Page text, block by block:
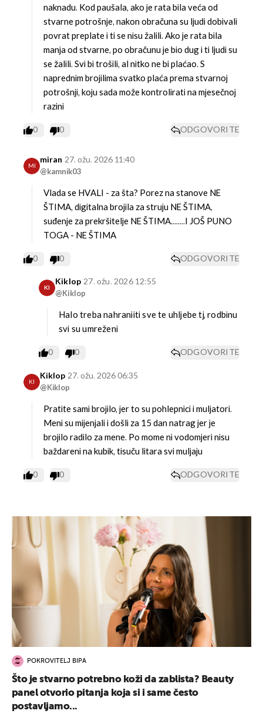
naknadu. Kod paušala, ako je rata bila veća od
stvarne potrošnje, nakon obračuna su ljudi dobivali
povrat preplate i ti se nisu žalili. Ako je rata bila
manja od stvarne, po obračunu je bio dug i ti ljudi su
se žalili. Svi bi trošili, al nitko ne bi plaćao. S
naprednim brojilima svatko plaća prema stvarnoj
potrošnji, koju sada može kontrolirati na mjesečnoj
razini
0 0 ODGOVORITE
MI
miran
@kamnik03
27. ožu. 2026 11:40
Vlada se HVALI - za šta? Porez na stanove NE
ŠTIMA, digitalna brojila za struju NE ŠTIMA,
suđenje za prekršitelje NE ŠTIMA........I JOŠ PUNO
TOGA - NE ŠTIMA
0 0 ODGOVORITE
KI
Kiklop
@Kiklop
27. ožu. 2026 12:55
Halo treba nahraniiti sve te uhljebe tj, rodbinu
svi su umreženi
0 0 ODGOVORITE
KI
Kiklop
@Kiklop
27. ožu. 2026 06:35
Pratite sami brojilo, jer to su pohlepnici i muljatori.
Meni su mijenjali i došli za 15 dan natrag jer je
brojilo radilo za mene. Po mome ni vodomjeri nisu
baždareni na kubik, tisuču litara svi muljaju
0 0 ODGOVORITE
POKROVITELJ BIPA
Što je stvarno potrebno koži da zablista? Beauty
panel otvorio pitanja koja si i same često
postavljamo...